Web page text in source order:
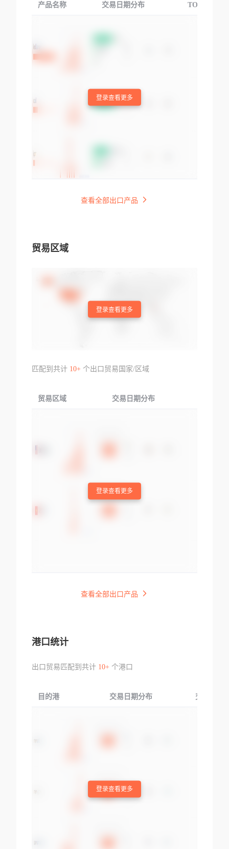
产品名称 交易日期分布 TOP3交易国
登录查看更多
查看全部出口产品
贸易区域
登录查看更多
匹配到共计 10+个出口贸易国家/区域
贸易区域 交易日期分布
登录查看更多
查看全部出口产品
港口统计
出口贸易匹配到共计 10+个港口
目的港 交易日期分布 交易产品
登录查看更多